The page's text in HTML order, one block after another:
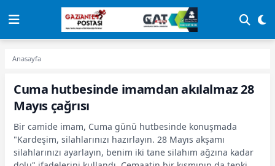
Anasayfa
Cuma hutbesinde imamdan akılalmaz 28
Mayıs çağrısı
Bir camide imam, Cuma günü hutbesinde konuşmada
"Kardeşim, silahlarınızı hazırlayın. 28 Mayıs akşamı
silahlarınızı ayarlayın, benim iki tane silahım ağzına kadar